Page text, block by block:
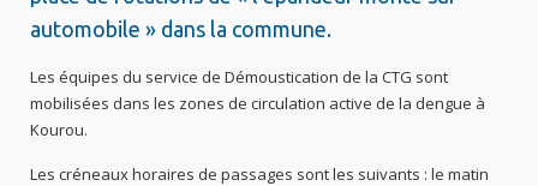
automobile » dans la commune.
Les équipes du service de Démoustication de la CTG sont
mobilisées dans les zones de circulation active de la dengue à
Kourou.
Les créneaux horaires de passages sont les suivants : le matin